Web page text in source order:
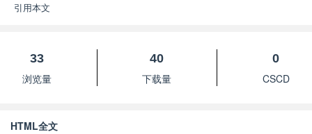
引用本文
33
浏览量
40
下载量
0
CSCD
HTML全文